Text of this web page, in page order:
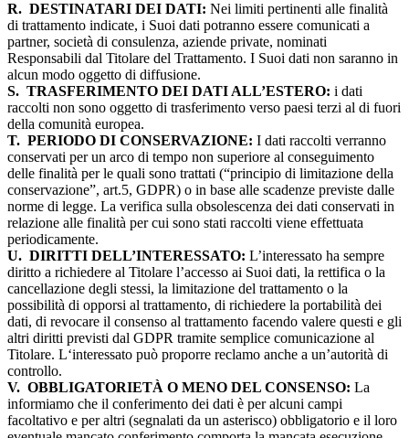
R. DESTINATARI DEI DATI: Nei limiti pertinenti alle finalità
di trattamento indicate, i Suoi dati potranno essere comunicati a
partner, società di consulenza, aziende private, nominati
Responsabili dal Titolare del Trattamento. I Suoi dati non saranno in
alcun modo oggetto di diffusione.
S. TRASFERIMENTO DEI DATI ALL’ESTERO: i dati
raccolti non sono oggetto di trasferimento verso paesi terzi al di fuori
della comunità europea.
T. PERIODO DI CONSERVAZIONE: I dati raccolti verranno
conservati per un arco di tempo non superiore al conseguimento
delle finalità per le quali sono trattati (“principio di limitazione della
conservazione”, art.5, GDPR) o in base alle scadenze previste dalle
norme di legge. La verifica sulla obsolescenza dei dati conservati in
relazione alle finalità per cui sono stati raccolti viene effettuata
periodicamente.
U. DIRITTI DELL’INTERESSATO: L’interessato ha sempre
diritto a richiedere al Titolare l’accesso ai Suoi dati, la rettifica o la
cancellazione degli stessi, la limitazione del trattamento o la
possibilità di opporsi al trattamento, di richiedere la portabilità dei
dati, di revocare il consenso al trattamento facendo valere questi e gli
altri diritti previsti dal GDPR tramite semplice comunicazione al
Titolare. L‘interessato può proporre reclamo anche a un’autorità di
controllo.
V. OBBLIGATORIETÀ O MENO DEL CONSENSO: La
informiamo che il conferimento dei dati è per alcuni campi
facoltativo e per altri (segnalati da un asterisco) obbligatorio e il loro